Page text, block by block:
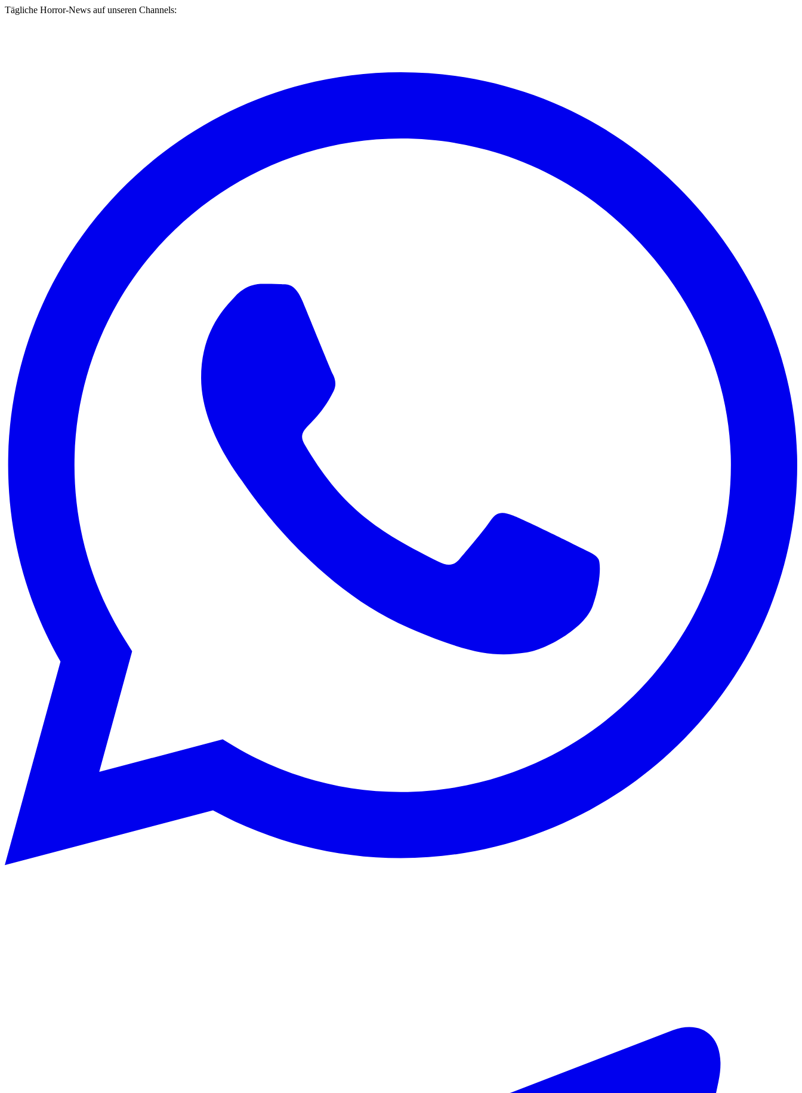
Tägliche Horror-News auf unseren Channels: